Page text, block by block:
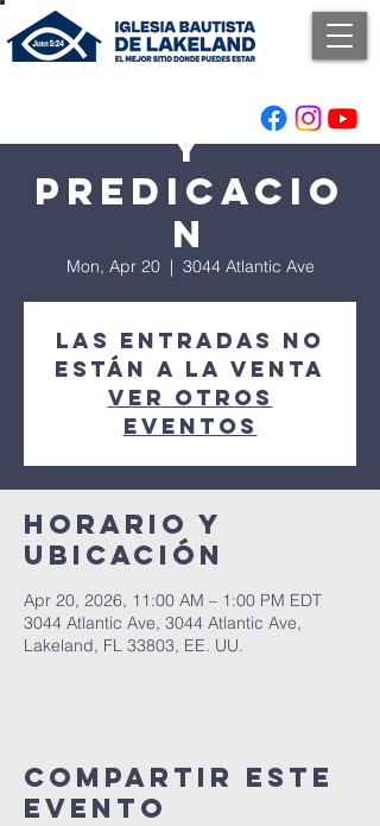
Adoracion
y
Predicacio
n
Mon, Apr 20
  |
3044 Atlantic Ave
Las entradas no
están a la venta
Ver otros
eventos
Horario y
ubicación
Apr 20, 2026, 11:00 AM – 1:00 PM EDT
3044 Atlantic Ave, 3044 Atlantic Ave,
Lakeland, FL 33803, EE. UU.
Compartir este
evento